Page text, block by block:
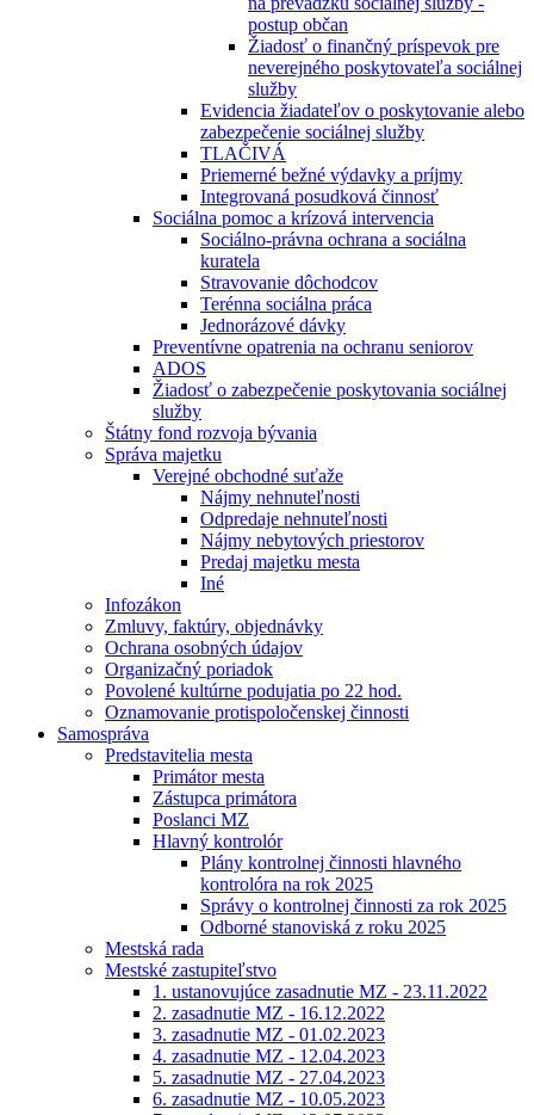
postup občan
Žiadosť o finančný príspevok pre
neverejného poskytovateľa sociálnej
služby
Evidencia žiadateľov o poskytovanie alebo
zabezpečenie sociálnej služby
TLAČIVÁ
Priemerné bežné výdavky a príjmy
Integrovaná posudková činnosť
Sociálna pomoc a krízová intervencia
Sociálno-právna ochrana a sociálna
kuratela
Stravovanie dôchodcov
Terénna sociálna práca
Jednorázové dávky
Preventívne opatrenia na ochranu seniorov
ADOS
Žiadosť o zabezpečenie poskytovania sociálnej
služby
Štátny fond rozvoja bývania
Správa majetku
Verejné obchodné suťaže
Nájmy nehnuteľnosti
Odpredaje nehnuteľnosti
Nájmy nebytových priestorov
Predaj majetku mesta
Iné
Infozákon
Zmluvy, faktúry, objednávky
Ochrana osobných údajov
Organizačný poriadok
Povolené kultúrne podujatia po 22 hod.
Oznamovanie protispoločenskej činnosti
Samospráva
Predstavitelia mesta
Primátor mesta
Zástupca primátora
Poslanci MZ
Hlavný kontrolór
Plány kontrolnej činnosti hlavného
kontrolóra na rok 2025
Správy o kontrolnej činnosti za rok 2025
Odborné stanoviská z roku 2025
Mestská rada
Mestské zastupiteľstvo
1. ustanovujúce zasadnutie MZ - 23.11.2022
2. zasadnutie MZ - 16.12.2022
3. zasadnutie MZ - 01.02.2023
4. zasadnutie MZ - 12.04.2023
5. zasadnutie MZ - 27.04.2023
6. zasadnutie MZ - 10.05.2023